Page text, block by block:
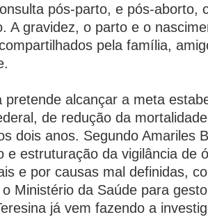
pós-parto, e pós-aborto,
A gravidez, o parto e o
pela família,
pretende alcançar a meta
de redução da
dois anos. Segundo Amariles
e estruturação da vigilância de
e por causas mal definidas,
Ministério da Saúde para
já vem fazendo a